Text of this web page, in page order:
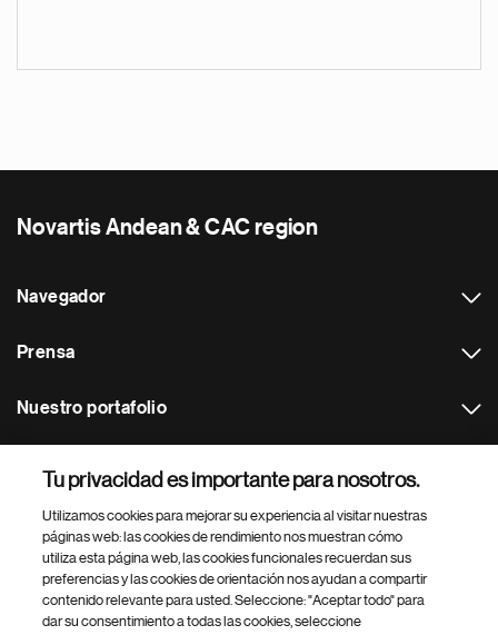
Novartis Andean & CAC region
Navegador
Prensa
Nuestro portafolio
Footer Site Search
Tu privacidad es importante para nosotros.
Utilizamos cookies para mejorar su experiencia al visitar nuestras
páginas web: las cookies de rendimiento nos muestran cómo
utiliza esta página web, las cookies funcionales recuerdan sus
preferencias y las cookies de orientación nos ayudan a compartir
contenido relevante para usted. Seleccione: "Aceptar todo" para
dar su consentimiento a todas las cookies, seleccione